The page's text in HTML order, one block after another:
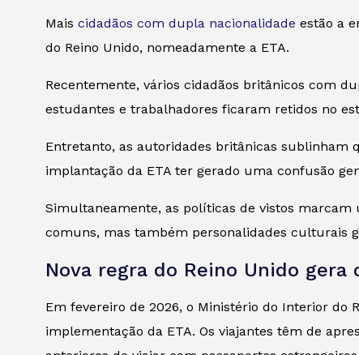
Mais cidadãos com dupla nacionalidade estão a
do Reino Unido, nomeadamente a ETA.
Recentemente, vários cidadãos britânicos com
estudantes e trabalhadores ficaram retidos no
Entretanto, as autoridades britânicas sublinham
implantação da ETA ter gerado uma confusão
Simultaneamente, as políticas de vistos marcam
comuns, mas também personalidades culturais
Nova regra do Reino Unido gera
Em fevereiro de 2026, o Ministério do Interior
implementação da ETA. Os viajantes têm de